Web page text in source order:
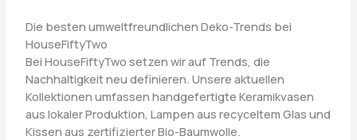
Die besten umweltfreundlichen Deko-Trends bei
HouseFiftyTwo
Bei HouseFiftyTwo setzen wir auf Trends, die
Nachhaltigkeit neu definieren. Unsere aktuellen
Kollektionen umfassen handgefertigte Keramikvasen
aus lokaler Produktion, Lampen aus recyceltem Glas und
Kissen aus zertifizierter Bio-Baumwolle.